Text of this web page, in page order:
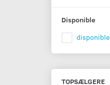
Disponible
disponible
TOPSÆLGERE